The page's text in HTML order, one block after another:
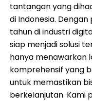
tantangan yang
di Indonesia.
tahun di industri
siap menjadi solusi
hanya menawarkan
komprehensif yang
untuk memastikan
berkelanjutan. Kami